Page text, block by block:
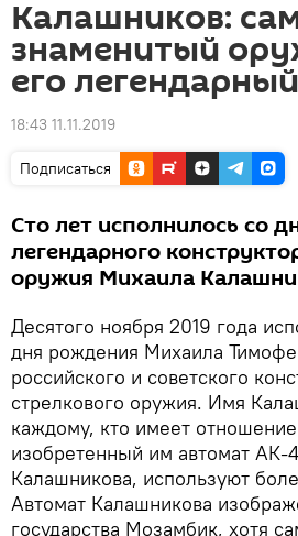
Калашников:
знаменитый
его
18:43 11.11.2019
Подписаться
Сто лет исполнилось со
легендарного
оружия Михаила
Десятого ноября 2019 года
дня рождения Михаила
российского и советского
стрелкового оружия. Имя
каждому, кто имеет
изобретенный им автомат АК-
Калашникова, используют
Автомат Калашникова
государства Мозамбик, хотя